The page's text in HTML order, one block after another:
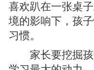
喜欢趴在一张桌
境的影响下，孩
习惯。
家长要挖掘孩